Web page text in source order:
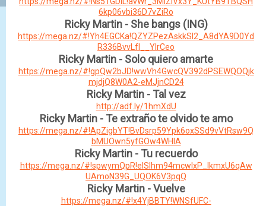
6kp06vbi36D7vZiRo
Ricky Martin - She bangs (ING)
https://mega.nz/#!Yh4EGCKa!QZYZPezAskkSI2_A8dYA9D0Yd
R336BvvLfI__YIrCeo
Ricky Martin - Solo quiero amarte
https://mega.nz/#!gpQw2bJD!wwVh4GwcQV392dPSEWQOQjk
mjdjQ8W0A2-eMJjnCD24
Ricky Martin - Tal vez
http://adf.ly/1hmXdU
Ricky Martin - Te extraño te olvido te amo
https://mega.nz/#!ApZigbYT!BvDsrp59Ypk6oxSSd9vVtRsw9Q
bMUOwn5yfGOw4WHIA
Ricky Martin - Tu recuerdo
https://mega.nz/#!spwymQpR!eISIhm94mcwlxP_lkmxU6qAw
UAmoN39G_UQOK6V3pqQ
Ricky Martin - Vuelve
https://mega.nz/#!x4YjBBTY!WNSfUFC-